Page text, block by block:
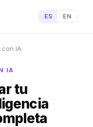
ES EN
con IA
IA
tu